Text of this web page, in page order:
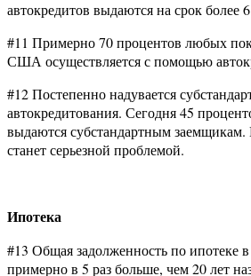
автокредитов выдаются на срок более
#11 Примерно 70 процентов любых
США осуществляется с помощью
#12 Постепенно надувается
автокредитования. Сегодня 45
выдаются субстандартным заемщикам.
станет серьезной проблемой.
Ипотека
#13 Общая задолженность по ипотеке
примерно в 5 раз больше, чем 20 лет